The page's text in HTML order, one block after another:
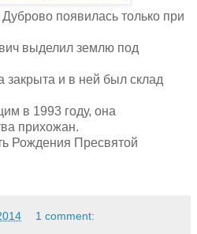
появилась только при
выделил землю под
закрыта и в ней был склад
в 1993 году, она
прихожан.
Рождения Пресвятой
1 comment: